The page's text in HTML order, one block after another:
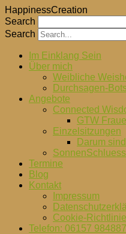
HappinessCreation
Search
Search
Im Einklang Sein
Über mich
Weibliche
Durchsagen-
Angebote
Connected
GTW
Einzelsitzungen
Darum
Termine
Blog
Kontakt
Impressum
Cookie-
Telefon: 06157